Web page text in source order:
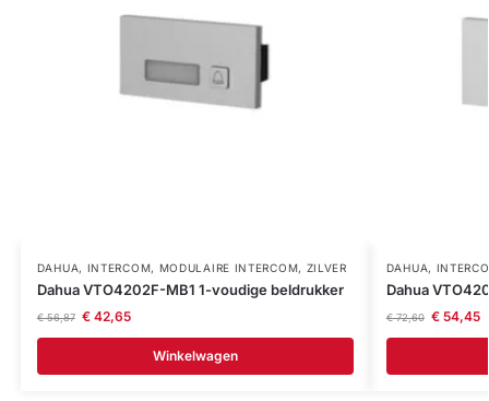
DAHUA, INTERCOM, MODULAIRE INTERCOM, ZILVER
Dahua VTO4202F-MB1 1-voudige beldrukker
€56,87 €42,65
Winkelwagen
DAHUA,
Dahua
€72,60 €54,45